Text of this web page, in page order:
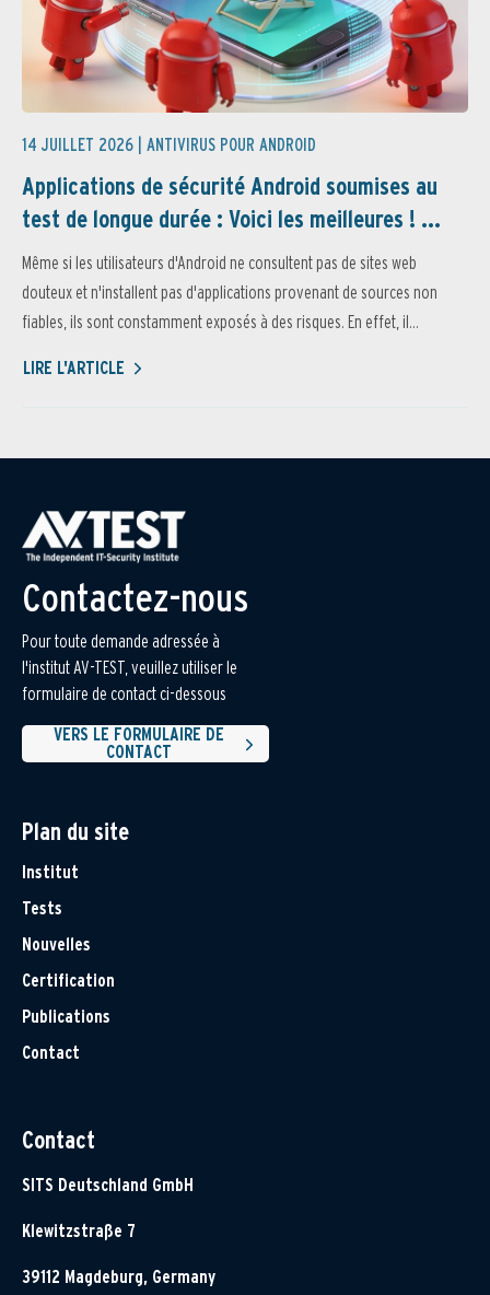
14 JUILLET 2026 | ANTIVIRUS POUR ANDROID
Applications de sécurité Android soumises au
test de longue durée : Voici les meilleures ! ...
Même si les utilisateurs d'Android ne consultent pas de sites web
douteux et n'installent pas d'applications provenant de sources non
fiables, ils sont constamment exposés à des risques. En effet, il...
LIRE L'ARTICLE
Contactez-nous
Pour toute demande adressée à
l'institut AV-TEST, veuillez utiliser le
formulaire de contact ci-dessous
VERS LE FORMULAIRE DE
CONTACT
Plan du site
Institut
Tests
Nouvelles
Certification
Publications
Contact
Contact
SITS Deutschland GmbH
Klewitzstraße 7
39112 Magdeburg, Germany